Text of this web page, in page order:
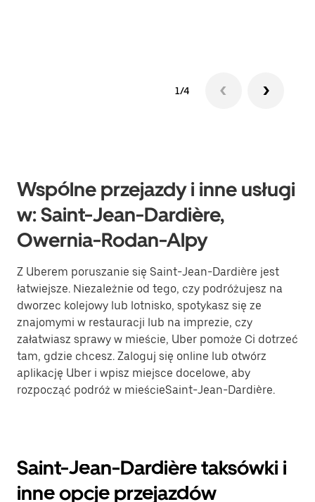
1/4
Wspólne przejazdy i inne usługi
w: Saint-Jean-Dardière,
Owernia-Rodan-Alpy
Z Uberem poruszanie się Saint-Jean-Dardière jest
łatwiejsze. Niezależnie od tego, czy podróżujesz na
dworzec kolejowy lub lotnisko, spotykasz się ze
znajomymi w restauracji lub na imprezie, czy
załatwiasz sprawy w mieście, Uber pomoże Ci dotrzeć
tam, gdzie chcesz. Zaloguj się online lub otwórz
aplikację Uber i wpisz miejsce docelowe, aby
rozpocząć podróż w mieścieSaint-Jean-Dardière.
Saint-Jean-Dardière taksówki i
inne opcje przejazdów